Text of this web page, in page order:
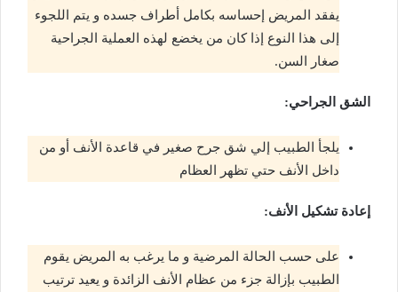
يفقد المريض إحساسه بكامل أطراف جسده و يتم اللجوء
إلى هذا النوع إذا كان من يخضع لهذه العملية الجراحية
صغار السن.
الشق الجراحي:
يلجأ الطبيب إلي شق جرح صغير في قاعدة الأنف أو من
داخل الأنف حتي تظهر العظام
إعادة تشكيل الأنف:
على حسب الحالة المرضية و ما يرغب به المريض يقوم
الطبيب بإزالة جزء من عظام الأنف الزائدة و يعيد ترتيب